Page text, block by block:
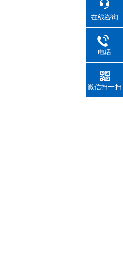
在线咨询
电话
微信扫一扫